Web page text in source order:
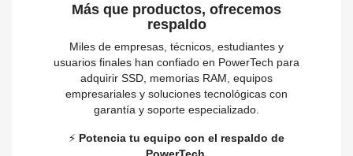
Más que productos, ofrecemos
respaldo
Miles de empresas, técnicos, estudiantes y
usuarios finales han confiado en PowerTech para
adquirir SSD, memorias RAM, equipos
empresariales y soluciones tecnológicas con
garantía y soporte especializado.
⚡ Potencia tu equipo con el respaldo de
PowerTech.